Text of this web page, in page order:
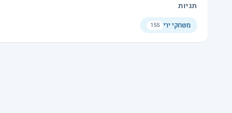
תגיות
משחקי ירי 155